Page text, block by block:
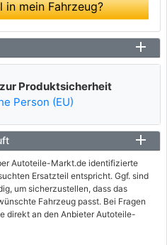
mein Fahrzeug?
Produktsicherheit
Person (EU)
Autoteile-Markt.de identifizierte
Ersatzteil entspricht. Ggf. sind
um sicherzustellen, dass das
Fahrzeug passt. Bei Fragen
direkt an den Anbieter Autoteile-